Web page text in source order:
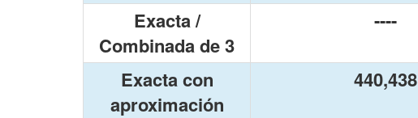
Exacta /
Combinada de 3
----
Exacta con
aproximación
440,438